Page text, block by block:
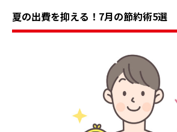
夏の出費を抑える！7月の節約術5選